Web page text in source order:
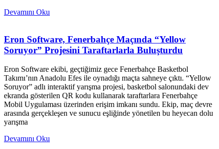
Devamını Oku
Eron Software, Fenerbahçe Maçında “Yellow
Soruyor” Projesini Taraftarlarla Buluşturdu
Eron Software ekibi, geçtiğimiz gece Fenerbahçe Basketbol
Takımı’nın Anadolu Efes ile oynadığı maçta sahneye çıktı. “Yellow
Soruyor” adlı interaktif yarışma projesi, basketbol salonundaki dev
ekranda gösterilen QR kodu kullanarak taraftarlara Fenerbahçe
Mobil Uygulaması üzerinden erişim imkanı sundu. Ekip, maç devre
arasında gerçekleşen ve sunucu eşliğinde yönetilen bu heyecan dolu
yarışma
Devamını Oku